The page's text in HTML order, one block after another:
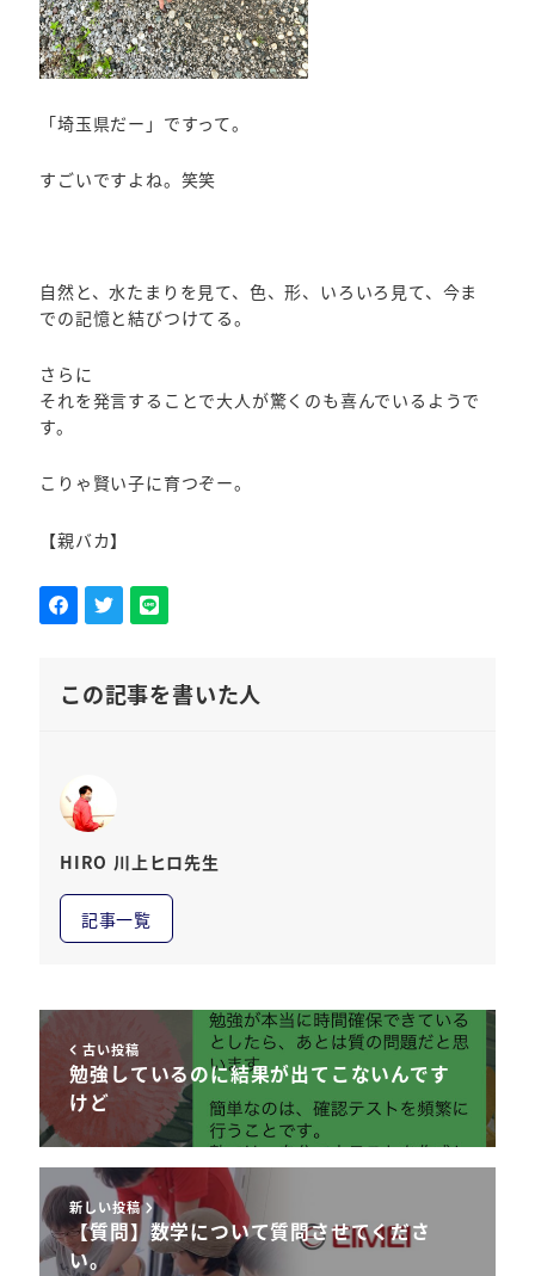
「埼玉県だー」ですって。
すごいですよね。笑笑
自然と、水たまりを見て、色、形、いろいろ見て、今ま
での記憶と結びつけてる。
さらに
それを発言することで大人が驚くのも喜んでいるようで
す。
こりゃ賢い子に育つぞー。
【親バカ】
この記事を書いた人
HIRO 川上ヒロ先生
記事一覧
古い投稿
勉強しているのに結果が出てこないんです
けど
新しい投稿
【質問】数学について質問させてくださ
い。